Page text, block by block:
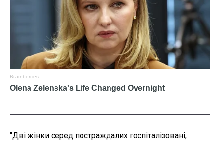
"Дві жінки серед постраждалих госпіталізовані,